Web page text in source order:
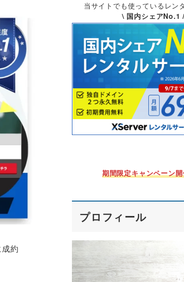
約
当サイトでも使っているレン
\ 国内シェアNo.1 /
期間限定キャンペーン開
プロフィール